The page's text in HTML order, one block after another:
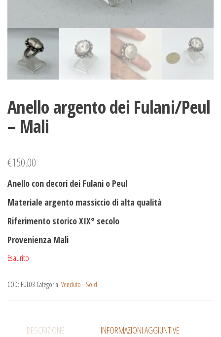
Anello argento dei Fulani/Peul
– Mali
€150.00
Anello con decori dei Fulani o Peul
Materiale argento massiccio di alta qualità
Riferimento storico XIX° secolo
Provenienza Mali
Esaurito
COD: FUL03 Categoria: Venduto - Sold
DESCRIZIONE INFORMAZIONI AGGIUNTIVE